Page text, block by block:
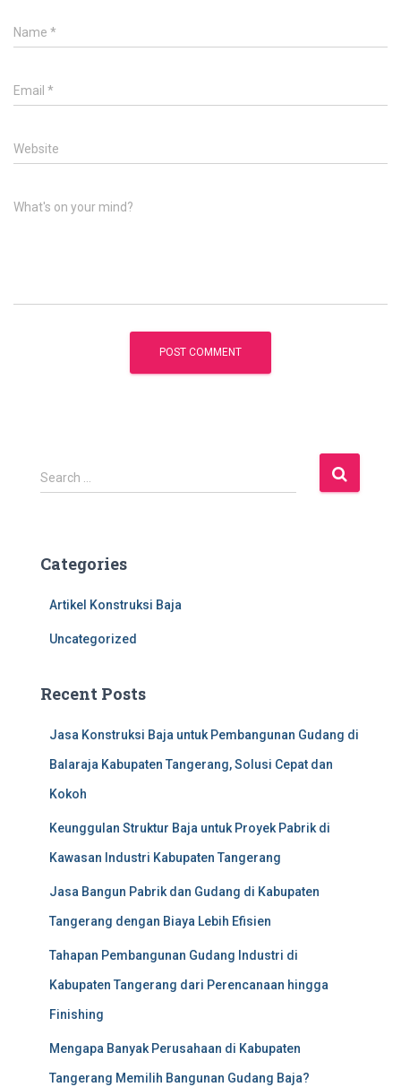
Name *
Email *
Website
What's on your mind?
S
e
h
Search …
Categories
Artikel Konstruksi Baja
Uncategorized
Recent Posts
Jasa Konstruksi Baja untuk Pembangunan Gudang di
Balaraja Kabupaten Tangerang, Solusi Cepat dan
Kokoh
Keunggulan Struktur Baja untuk Proyek Pabrik di
Kawasan Industri Kabupaten Tangerang
Jasa Bangun Pabrik dan Gudang di Kabupaten
Tangerang dengan Biaya Lebih Efisien
Tahapan Pembangunan Gudang Industri di
Kabupaten Tangerang dari Perencanaan hingga
Finishing
Mengapa Banyak Perusahaan di Kabupaten
Tangerang Memilih Bangunan Gudang Baja?